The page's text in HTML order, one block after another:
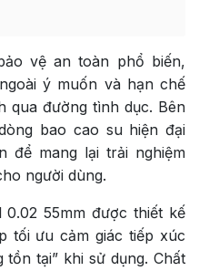
vệ an toàn phổ biến,
ý muốn và hạn chế
qua đường tình dục. Bên
bao cao su hiện đại
để mang lại trải nghiệm
người dùng.
0.02 55mm được thiết kế
tối ưu cảm giác tiếp xúc
tại” khi sử dụng. Chất